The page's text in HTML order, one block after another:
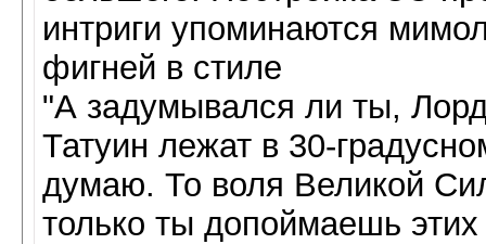
интриги упоминаются
фигней в стиле
"А задумывался ли ты,
Татуин лежат в 30-
думаю. То воля Великой
только ты допоймаешь